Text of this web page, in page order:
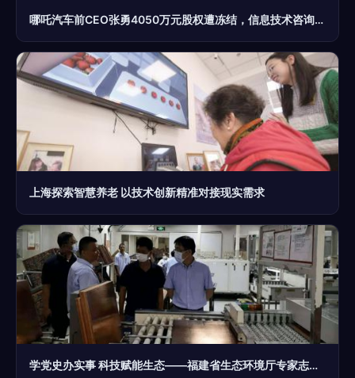
哪吒汽车前CEO张勇4050万元股权遭冻结，信息技术咨询服务引关注
上海探索智慧养老 以技术创新精准对接现实需求
学党史办实事 科技赋能生态——福建省生态环境厅专家志愿服务队赴武平开展技术咨询调研